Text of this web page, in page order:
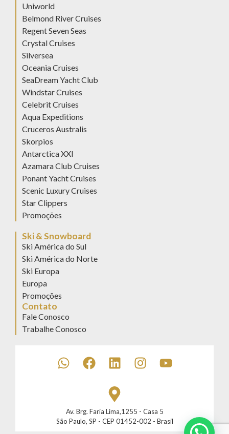
Uniworld
Belmond River Cruises
Regent Seven Seas
Crystal Cruises
Silversea
Oceania Cruises
SeaDream Yacht Club
Windstar Cruises
Celebrit Cruises
Aqua Expeditions
Cruceros Australis
Skorpios
Antarctica XXI
Azamara Club Cruises
Ponant Yacht Cruises
Scenic Luxury Cruises
Star Clippers
Promoções
Ski & Snowboard
Ski América do Sul
Ski América do Norte
Ski Europa
Europa
Promoções
Contato
Fale Conosco
Trabalhe Conosco
Av. Brg. Faria Lima,1255 - Casa 5
São Paulo, SP - CEP 01452-002 - Brasil